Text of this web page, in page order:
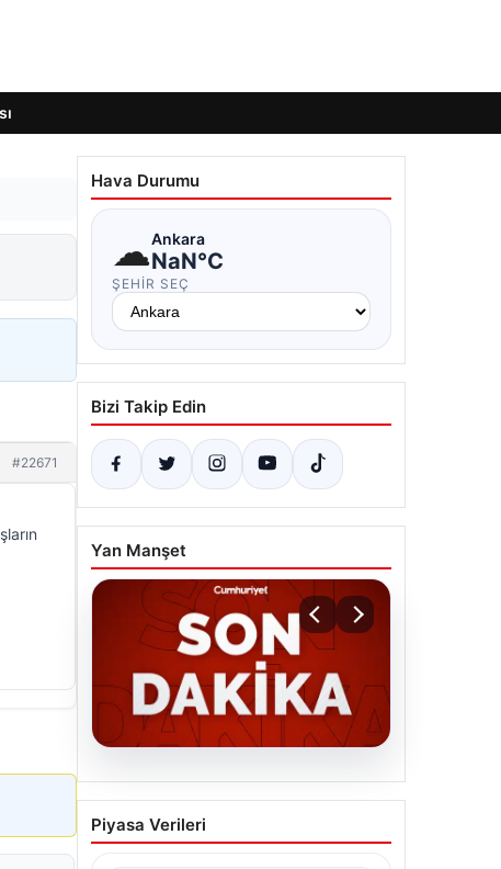
#22671
Hava Durumu
☁Ankara
NaN°C
ŞEHIR SEÇ
Bizi Takip Edin
Yan Manşet
06.08.2026
MGK’den 8 maddelik kritik
bildiri: Dikkat çeken
Piyasa Verileri